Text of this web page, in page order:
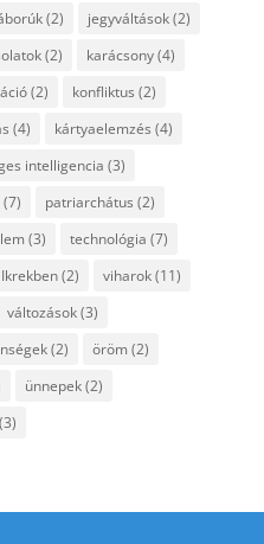
(2) jegyváltások(2)
(2) karácsony(4)
(2) konfliktus (2)
(4) kártyaelemzés (4)
intelligencia (3)
(7) patriarchátus (2)
(3) technológia (7)
(2) viharok(11)
változások(3)
(2) öröm (2)
ünnepek(2)